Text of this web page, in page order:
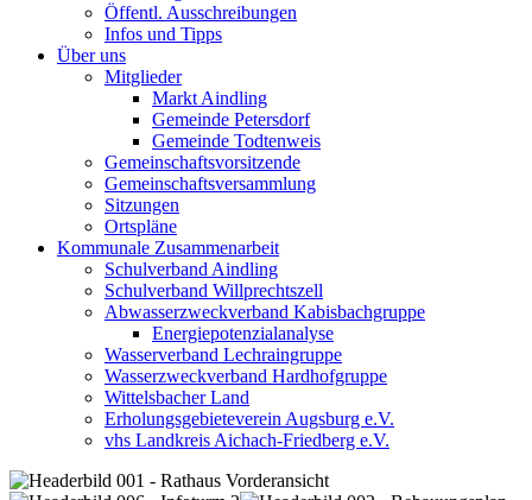
Öffentl. Ausschreibungen
Infos und Tipps
Über uns
Mitglieder
Markt Aindling
Gemeinde Petersdorf
Gemeinde Todtenweis
Gemeinschaftsvorsitzende
Gemeinschaftsversammlung
Sitzungen
Ortspläne
Kommunale Zusammenarbeit
Schulverband Aindling
Schulverband Willprechtszell
Abwasserzweckverband Kabisbachgruppe
Energiepotenzialanalyse
Wasserverband Lechraingruppe
Wasserzweckverband Hardhofgruppe
Wittelsbacher Land
Erholungsgebieteverein Augsburg e.V.
vhs Landkreis Aichach-Friedberg e.V.